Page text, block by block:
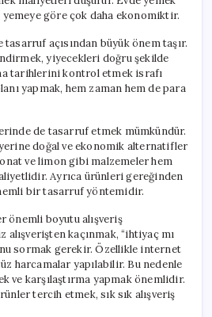
yemeye göre çok daha ekonomiktir.
tasarruf açısından büyük önem taşır.
yiyecekleri doğru şekilde
tarihlerini kontrol etmek israfı
yapmak, hem zaman hem de para
de tasarruf etmek mümkündür.
doğal ve ekonomik alternatifler
ve limon gibi malzemeler hem
Ayrıca ürünleri gereğinden
bir tasarruf yöntemidir.
önemli boyutu alışveriş
alışverişten kaçınmak, “ihtiyaç mı
sormak gerekir. Özellikle internet
harcamalar yapılabilir. Bu nedenle
ve karşılaştırma yapmak önemlidir.
tercih etmek, sık sık alışveriş